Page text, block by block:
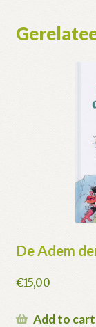
De Adem
€15,00
Add to cart